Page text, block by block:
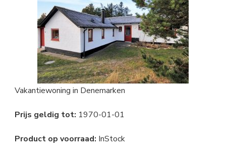
Vakantiewoning in Denemarken
Prijs geldig tot: 1970-01-01
Product op voorraad: InStock